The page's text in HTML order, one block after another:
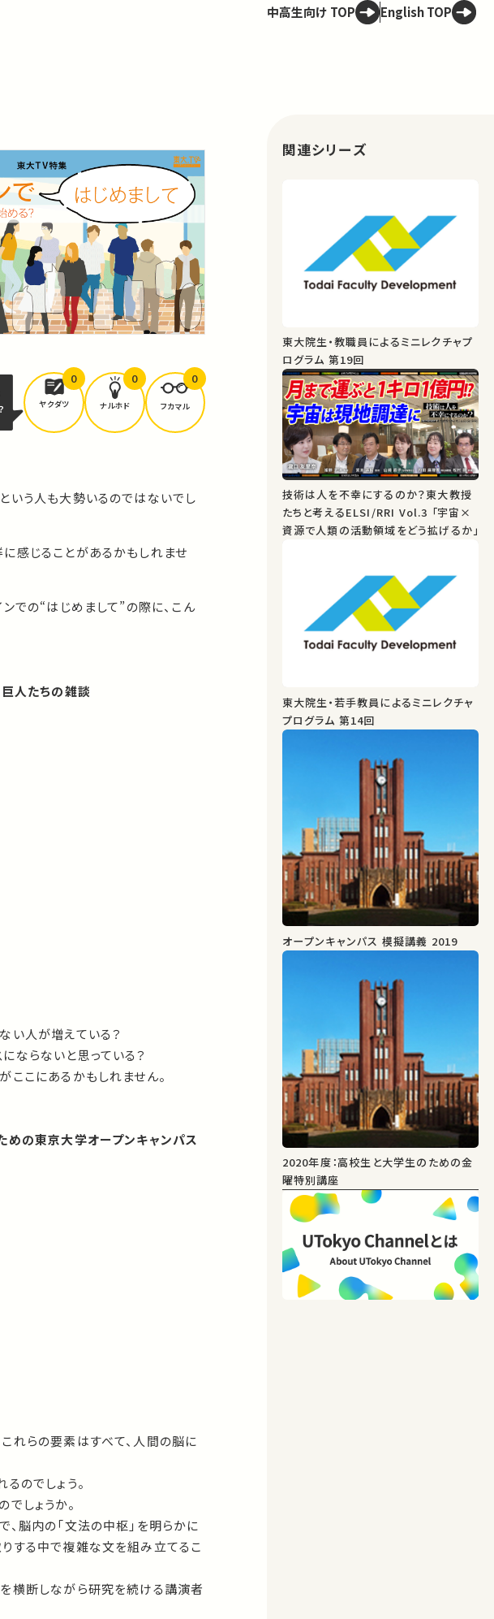
中高生向け TOP English TOP
ヤクダツ
0
ナルホド
0
フカマル
0
いう人も大勢いるのではないでし
感じることがあるかもしれませ
での“はじめまして”の際に、こん
人たちの雑談
い人が増えている？
ならないと思っている？
こにあるかもしれません。
の東京大学オープンキャンパス
れらの要素はすべて、人間の脳に
のでしょう。
しょうか。
脳内の「文法の中枢」を明らかに
する中で複雑な文を組み立てるこ
横断しながら研究を続ける講演者
関連シリーズ
東大院生・教職員によるミニレクチャプ
ログラム 第19回
技術は人を不幸にするのか？東大教授
たちと考えるELSI/RRI Vol.3 「宇宙×
資源で人類の活動領域をどう拡げるか」
東大院生・若手教員によるミニレクチャ
プログラム 第14回
オープンキャンパス 模擬講義 2019
2020年度：高校生と大学生のための金
曜特別講座